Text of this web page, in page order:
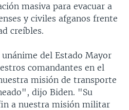
masiva para evacuar a
y civiles afganos frente
creíbles.
del Estado Mayor
comandantes en el
misión de transporte
dijo Biden. "Su
a nuestra misión militar